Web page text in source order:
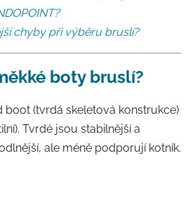
chyby při výběru bruslí?
boty bruslí?
boot (tvrdá skeletová konstrukce)
Tvrdé jsou stabilnější a
ale méně podporují kotník.